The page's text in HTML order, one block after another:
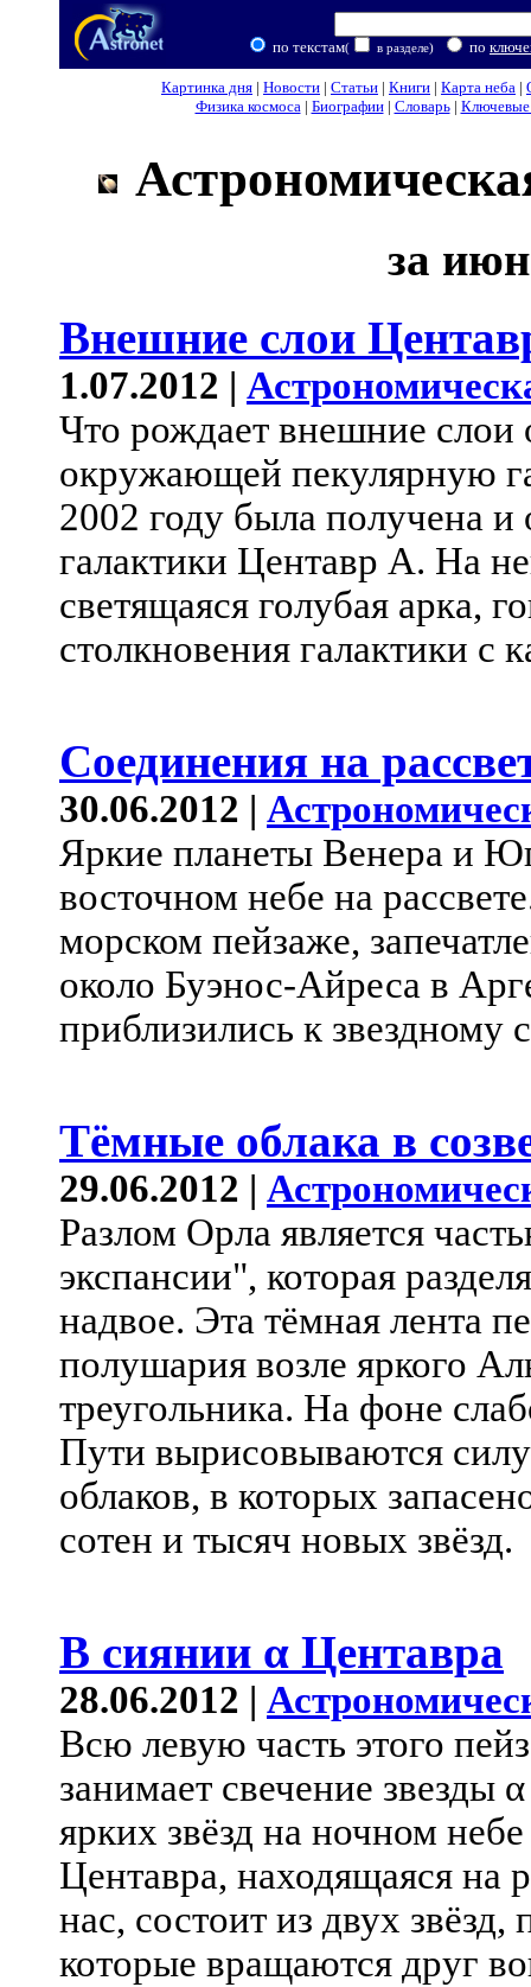
по текстам( в разделе) по
Картинка дня | Новости | Статьи | Книги | Карта неба |
Физика космоса| Биографии| Словарь| Ключевые
за
Внешние слои
1.07.2012 |
Что рождает внешние слои
окружающей пекулярную
2002 году была получена и
галактики Центавр А. На
светящаяся голубая арка,
столкновения галактики с
Соединения на
30.06.2012 |
Яркие планеты Венера и
восточном небе на
морском пейзаже,
около Буэнос-Айреса в
приблизились к
Тёмные облака в
29.06.2012 |
Разлом Орла является
экспансии", которая
надвое. Эта тёмная лента
полушария возле яркого
треугольника. На фоне
Пути вырисовываются
облаков, в которых
сотен и тысяч новых звёзд.
В сиянии α Центавра
28.06.2012 |
Всю левую часть этого
занимает свечение
ярких звёзд на ночном
Центавра, находящаяся на
нас, состоит из двух
которые вращаются друг